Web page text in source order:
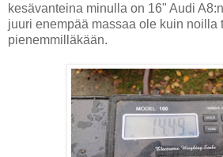
kesävanteina minulla on 16" Audi
juuri enempää massaa ole kuin noilla
pienemmilläkään.